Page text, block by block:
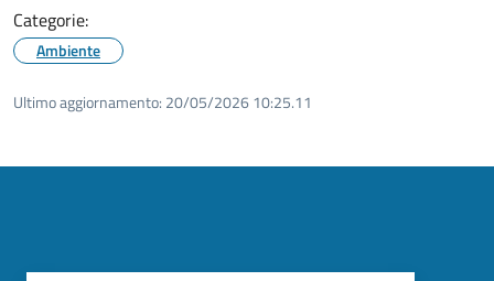
Categorie:
Ambiente
Ultimo aggiornamento: 20/05/2026 10:25.11